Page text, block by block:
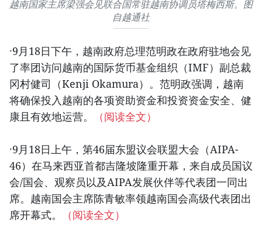
越南国家主席梁强会见联合国常驻越南协调员塔梅西斯。图
自越通社
·9月18日下午，越南政府总理范明政在政府驻地会见
了率团访问越南的国际货币基金组织（IMF）副总裁
冈村健司（Kenji Okamura）。范明政强调，越南
将确保投入越南的各项资助资金和投资资金安全、健
康且有效地运营。
（阅读全文）
·9月18日上午，第46届东盟议会联盟大会（AIPA-
46）在马来西亚首都吉隆坡隆重开幕，来自成员国议
会/国会、观察员以及AIPA发展伙伴等代表团一同出
席。越南国会主席陈青敏率领越南国会高级代表团出
席开幕式。
（阅读全文）